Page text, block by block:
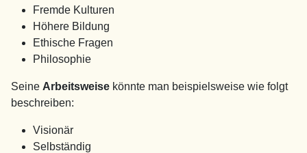
Fremde Kulturen
Höhere Bildung
Ethische Fragen
Philosophie
Seine Arbeitsweise könnte man beispielsweise wie folgt
beschreiben:
Visionär
Selbständig